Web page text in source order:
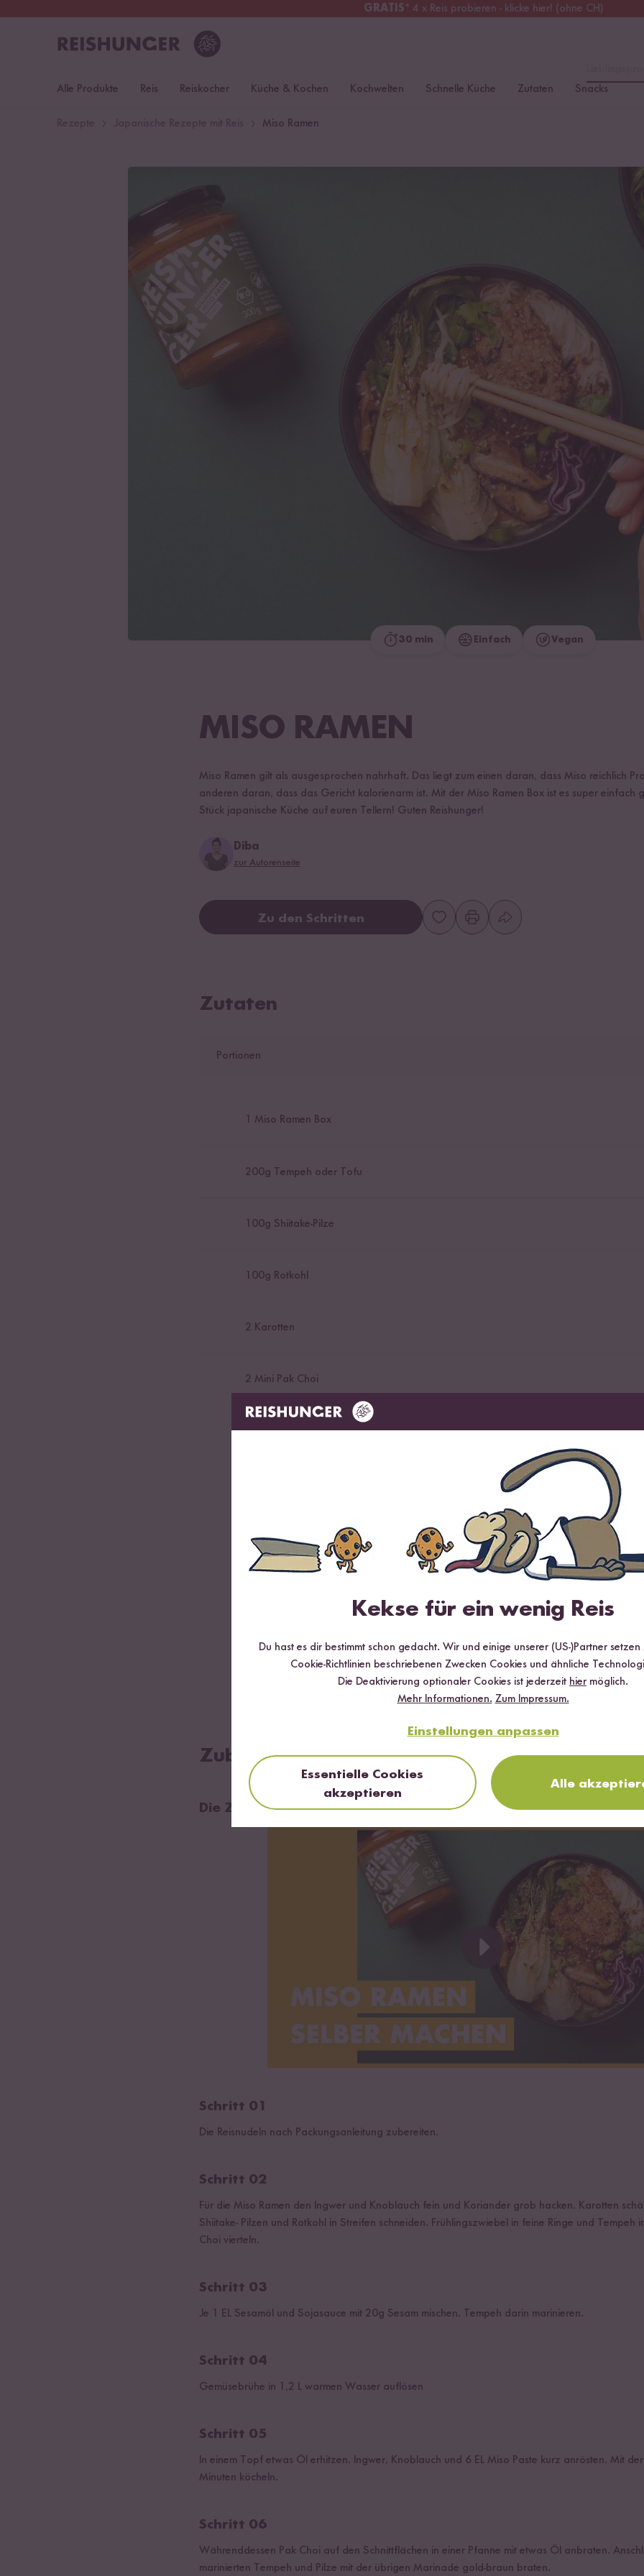
GRATIS* 4 x Reis probieren - klicke hier! (ohne CH)
Alle Zölle & Steuern inklusive
Alle Produkte
Reis Reiskocher Küche & Kochen Kochwelten Schnelle Küche Zutaten Snacks
Miso Ramen
30 min Einfach Vegan
MISO RAMEN
Miso Ramen gilt als ausgesprochen nahrhaft. Das liegt zum einen daran, dass Miso reichlich
anderen daran, dass das Gericht kalorienarm ist. Mit der Miso Ramen Box ist es super einfach
Stück japanische Küche auf euren Tellern! Guten Reishunger!
Diba
zur Autorenseite
Zu den Schritten
Zutaten
Portionen
Miso Ramen Box
200g Tempeh oder Tofu
100g Shiitake-Pilze
100g Rotkohl
2 Karotten
2 Mini Pak Choi
1Knoblauchzehe
Handvoll Koriander
Zubereitung
Die Zubereitung im Video
Schritt 01
Die Reisnudeln nach Packungsanleitung zubereiten.
Schritt 02
Für die Miso Ramen den Ingwer und Knoblauch fein und Koriander grob hacken. Karotten
Shiitake- Pilzen und Rotkohl in Streifen schneiden. Frühlingszwiebel in feine Ringe und Tempeh
Choi vierteln.
Schritt 03
Je 1 EL Sesamöl und Sojasauce mit 20g Sesam mischen. Tempeh darin marinieren.
Schritt 04
Gemüsebrühe in 1,2 L warmen Wasser auflösen
Schritt 05
In einem Topf etwas Öl erhitzen. Ingwer, Knoblauch und 6 EL Miso Paste kurz anrösten. Mit
Minuten köcheln.
Schritt 06
Währenddessen Pak Choi auf den Schnittflächen in einer Pfanne mit etwas Öl anbraten.
marinierten Tempeh und Pilze mit der übrigen Marinade gold-braun braten.
Kekse für ein wenig Reis
Du hast es dir bestimmt schon gedacht. Wir und einige unserer (US-)Partner
Cookie-Richtlinien beschriebenen Zwecken Cookies und ähnliche
Die Deaktivierung optionaler Cookies ist jederzeit hier möglich.
Mehr Informationen. Zum Impressum.
Einstellungen anpassen
Essentielle Cookies
akzeptieren
Alle